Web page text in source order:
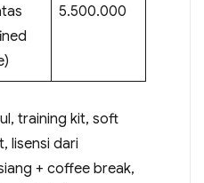
5.500.000
training kit, soft
lisensi dari
+ coffee break,